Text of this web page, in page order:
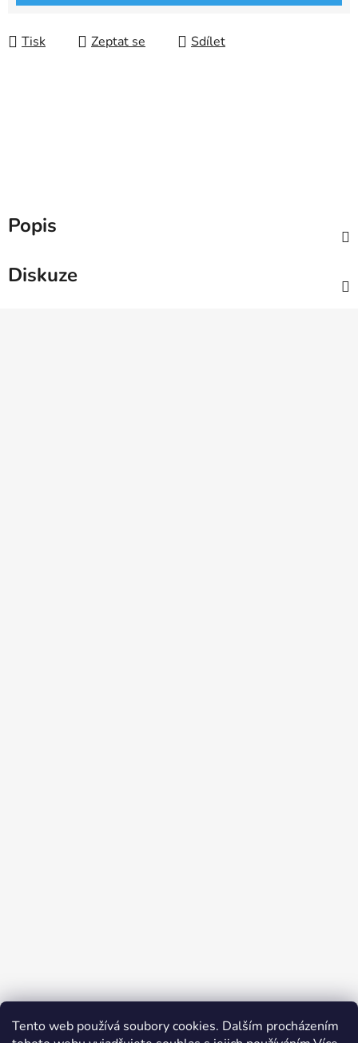
Tento web používá soubory cookies. Dalším procházením
Tisk Zeptat se Sdílet
Popis
Diskuze